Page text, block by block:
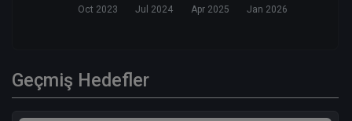
Oct 2023 Jul 2024 Apr 2025 Jan 2026
Geçmiş Hedefler